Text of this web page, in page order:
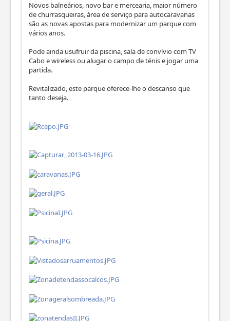
Novos balneários, novo bar e mercearia, maior número
de churrasqueiras, área de serviço para autocaravanas
são as novas apostas para modernizar um parque com
vários anos.
Pode ainda usufruir da piscina, sala de convívio com TV
Cabo e wireless ou alugar o campo de ténis e jogar uma
partida.
Revitalizado, este parque oferece-lhe o descanso que
tanto deseja.